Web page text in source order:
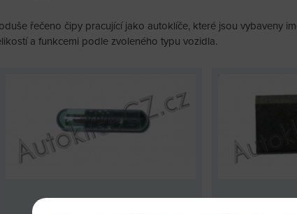
řečeno čipy pracující jako autoklíče, které jsou vybaveny
a funkcemi podle zvoleného typu vozidla.